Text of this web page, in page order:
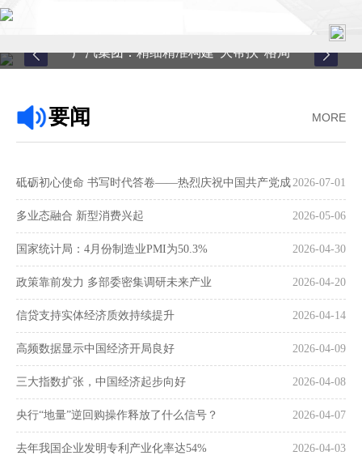
关于中心
县域服务
案例中心
联系我们
在线留言
广汽集团：精细精准构建“大帮扶”格局
MORE
要闻
2026-07-01
砥砺初心使命 书写时代答卷——热烈庆祝中国共产党成
立105周年 2026-05-06
多业态融合 新型消费兴起
2026-04-30
国家统计局：4月份制造业PMI为50.3%
2026-04-20
政策靠前发力 多部委密集调研未来产业
2026-04-14
信贷支持实体经济质效持续提升
2026-04-09
高频数据显示中国经济开局良好
2026-04-08
三大指数扩张，中国经济起步向好
2026-04-07
央行“地量”逆回购操作释放了什么信号？
2026-04-03
去年我国企业发明专利产业化率达54%